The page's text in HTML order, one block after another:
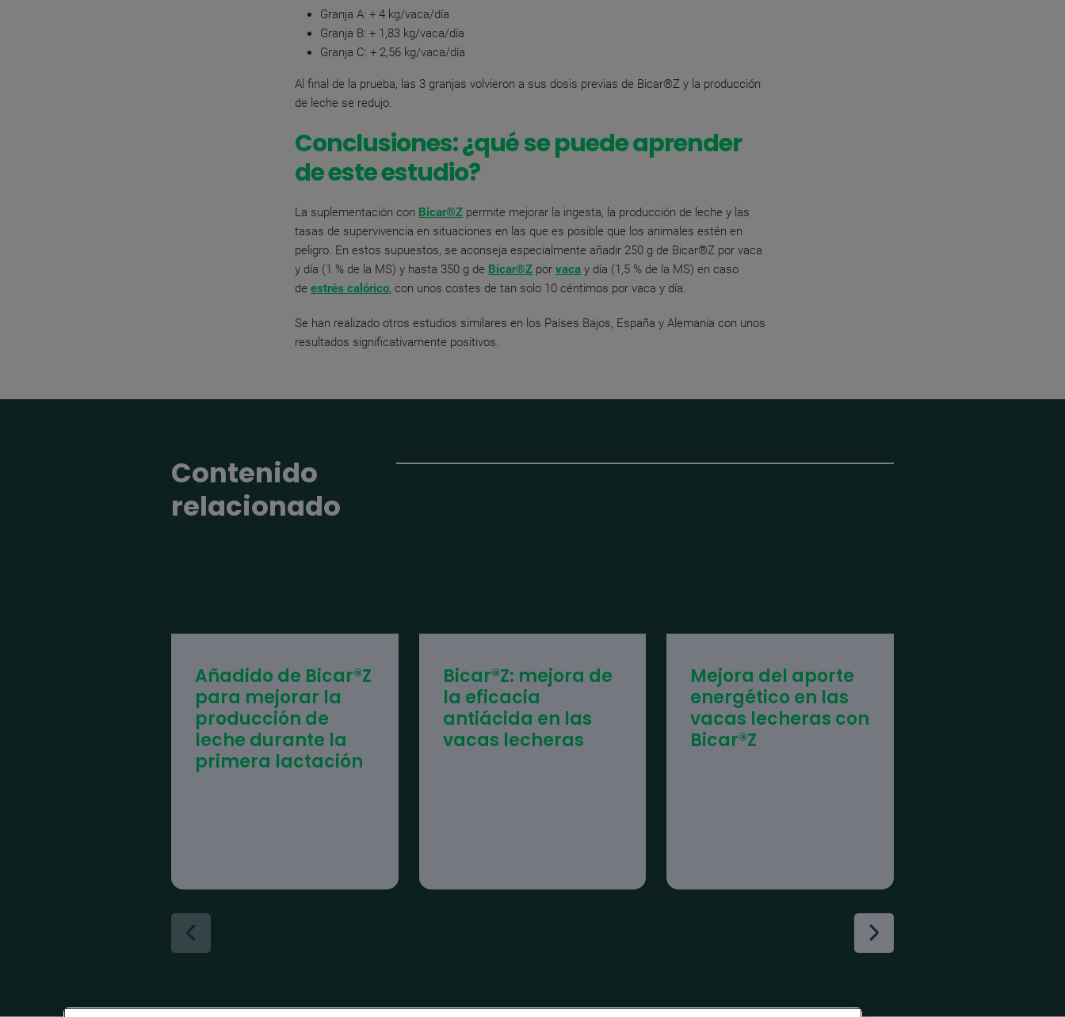
Granja A: + 4 kg/vaca/día
Granja B: + 1,83 kg/vaca/día
Granja C: + 2,56 kg/vaca/día
Al final de la prueba, las 3 granjas volvieron a sus dosis previas de Bicar®Z y la producción
de leche se redujo.
Conclusiones: ¿qué se puede aprender
de este estudio?
La suplementación con Bicar®Z permite mejorar la ingesta, la producción de leche y las
tasas de supervivencia en situaciones en las que es posible que los animales estén en
peligro. En estos supuestos, se aconseja especialmente añadir 250 g de Bicar®Z por vaca
y día (1 % de la MS) y hasta 350 g de Bicar®Z porvaca y día (1,5 % de la MS) en caso
deestrés calórico, con unos costes de tan solo 10 céntimos por vaca y día.
Se han realizado otros estudios similares en los Países Bajos, España y Alemania con unos
resultados significativamente positivos.
Contenido
relacionado
Añadido de Bicar®Z
para mejorar la
producción de
leche durante la
primera lactación
Bicar®Z: mejora de
la eficacia
antiácida en las
vacas lecheras
Mejora del aporte
energético en las
vacas lecheras con
Bicar®Z